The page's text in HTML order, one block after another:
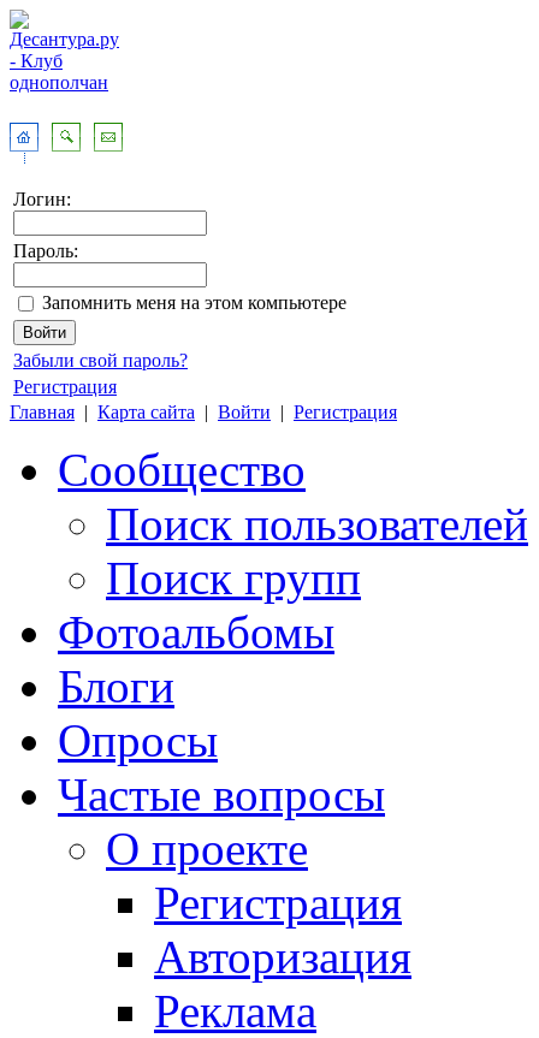
Логин:
Пароль:
Запомнить меня на этом компьютере
Забыли свой пароль?
Регистрация
Главная | Карта сайта | Войти | Регистрация
Сообщество
Поиск пользователей
Поиск групп
Фотоальбомы
Блоги
Опросы
Частые вопросы
О проекте
Регистрация
Авторизация
Реклама